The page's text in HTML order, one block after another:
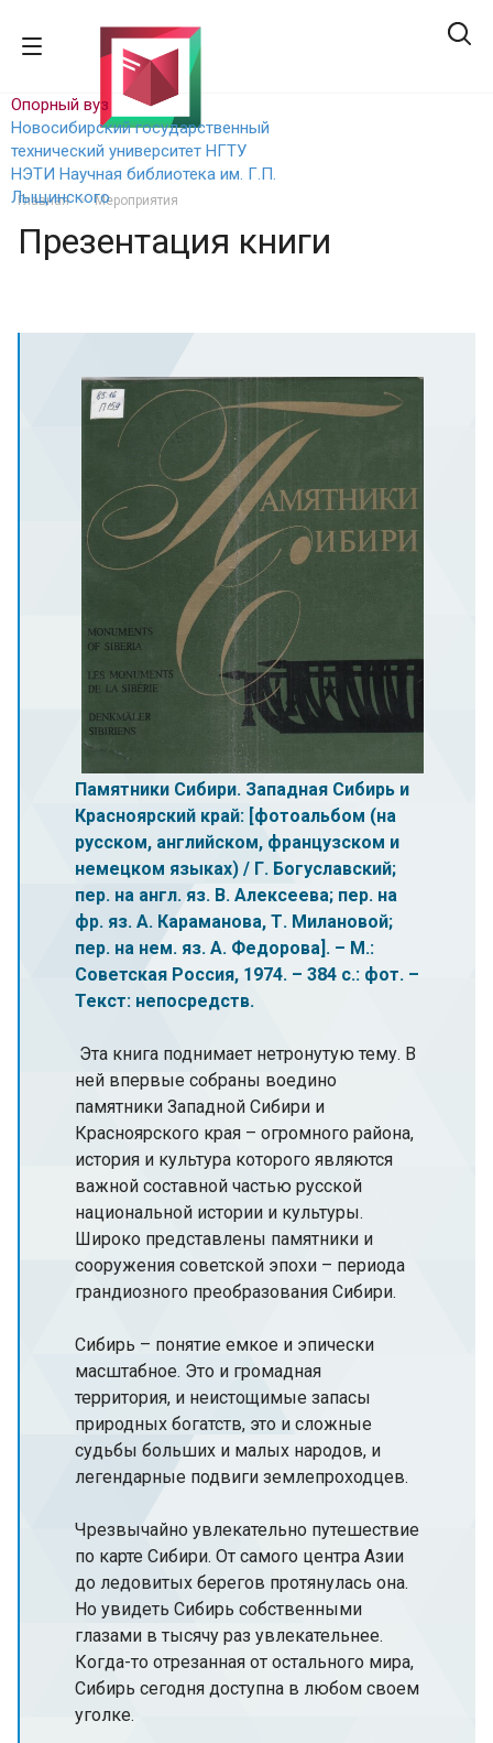
Опорный вуз
Новосибирский государственный
технический университет НГТУ
НЭТИ Научная библиотека им. Г.П.
Лыщинского
Главная Мероприятия
Презентация книги
Памятники Сибири. Западная Сибирь и
Красноярский край: [фотоальбом (на
русском, английском, французском и
немецком языках) / Г. Богуславский;
пер. на англ. яз. В. Алексеева; пер. на
фр. яз. А. Караманова, Т. Милановой;
пер. на нем. яз. А. Федорова]. – М.:
Советская Россия, 1974. – 384 с.: фот. –
Текст: непосредств.
Эта книга поднимает нетронутую тему. В
ней впервые собраны воедино
памятники Западной Сибири и
Красноярского края – огромного района,
история и культура которого являются
важной составной частью русской
национальной истории и культуры.
Широко представлены памятники и
сооружения советской эпохи – периода
грандиозного преобразования Сибири.
Сибирь – понятие емкое и эпически
масштабное. Это и громадная
территория, и неистощимые запасы
природных богатств, это и сложные
судьбы больших и малых народов, и
легендарные подвиги землепроходцев.
Чрезвычайно увлекательно путешествие
по карте Сибири. От самого центра Азии
до ледовитых берегов протянулась она.
Но увидеть Сибирь собственными
глазами в тысячу раз увлекательнее.
Когда-то отрезанная от остального мира,
Сибирь сегодня доступна в любом своем
уголке.